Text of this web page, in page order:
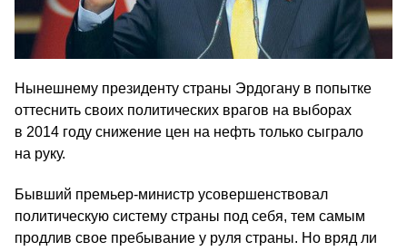
Нынешнему президенту страны Эрдогану в попытке
оттеснить своих политических врагов на выборах
в 2014 году снижение цен на нефть только сыграло
на руку.
Бывший премьер-министр усовершенствовал
политическую систему страны под себя, тем самым
продлив свое пребывание у руля страны. Но вряд ли